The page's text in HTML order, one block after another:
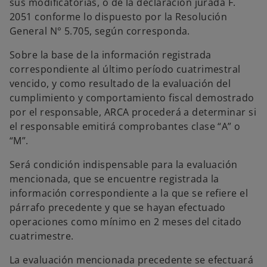
2051 conforme lo dispuesto por la Resolución
General N° 5.705, según corresponda.
Sobre la base de la información registrada
correspondiente al último período cuatrimestral
vencido, y como resultado de la evaluación del
cumplimiento y comportamiento fiscal demostrado
por el responsable, ARCA procederá a determinar si
el responsable emitirá comprobantes clase “A” o
“M”.
Será condición indispensable para la evaluación
mencionada, que se encuentre registrada la
información correspondiente a la que se refiere el
párrafo precedente y que se hayan efectuado
operaciones como mínimo en 2 meses del citado
cuatrimestre.
La evaluación mencionada precedente se efectuará